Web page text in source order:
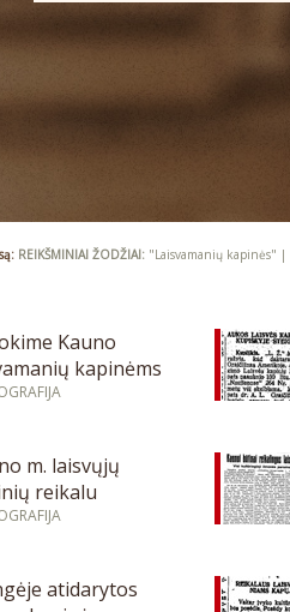
REIKŠMINIAI ŽODŽIAI: "Laisvamanių kapinės" |
Kauno
kapinėms
m. laisvųjų
reikalu
atidarytos